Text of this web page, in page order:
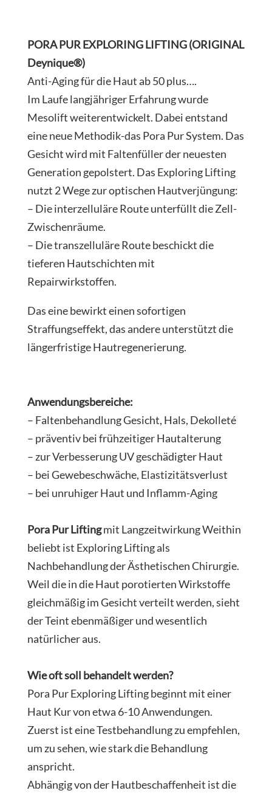
PORA PUR EXPLORING LIFTING (ORIGINAL
Deynique®)
Anti-Aging für die Haut ab 50 plus….
Im Laufe langjähriger Erfahrung wurde
Mesolift weiterentwickelt. Dabei entstand
eine neue Methodik-das Pora Pur System. Das
Gesicht wird mit Faltenfüller der neuesten
Generation gepolstert. Das Exploring Lifting
nutzt 2 Wege zur optischen Hautverjüngung:
– Die interzelluläre Route unterfüllt die Zell-
Zwischenräume.
– Die transzelluläre Route beschickt die
tieferen Hautschichten mit
Repairwirkstoffen.
Das eine bewirkt einen sofortigen
Straffungseffekt, das andere unterstützt die
längerfristige Hautregenerierung.
Anwendungsbereiche:
– Faltenbehandlung Gesicht, Hals, Dekolleté
– präventiv bei frühzeitiger Hautalterung
– zur Verbesserung UV geschädigter Haut
– bei Gewebeschwäche, Elastizitätsverlust
– bei unruhiger Haut und Inflamm-Aging
Pora Pur Liftingmit Langzeitwirkung Weithin
beliebt ist Exploring Lifting als
Nachbehandlung der Ästhetischen Chirurgie.
Weil die in die Haut porotierten Wirkstoffe
gleichmäßig im Gesicht verteilt werden, sieht
der Teint ebenmäßiger und wesentlich
natürlicher aus.
Wie oft soll behandelt werden?
Pora Pur Exploring Lifting beginnt mit einer
Haut Kur von etwa 6-10 Anwendungen.
Zuerst ist eine Testbehandlung zu empfehlen,
um zu sehen, wie stark die Behandlung
anspricht.
Abhängig von der Hautbeschaffenheit ist die